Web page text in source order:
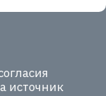
источник